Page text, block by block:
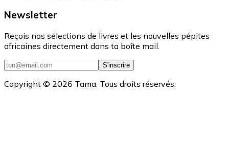
Newsletter
Reçois nos sélections de livres et les nouvelles pépites
africaines directement dans ta boîte mail.
S'inscrire
Copyright © 2026 Tama. Tous droits réservés.